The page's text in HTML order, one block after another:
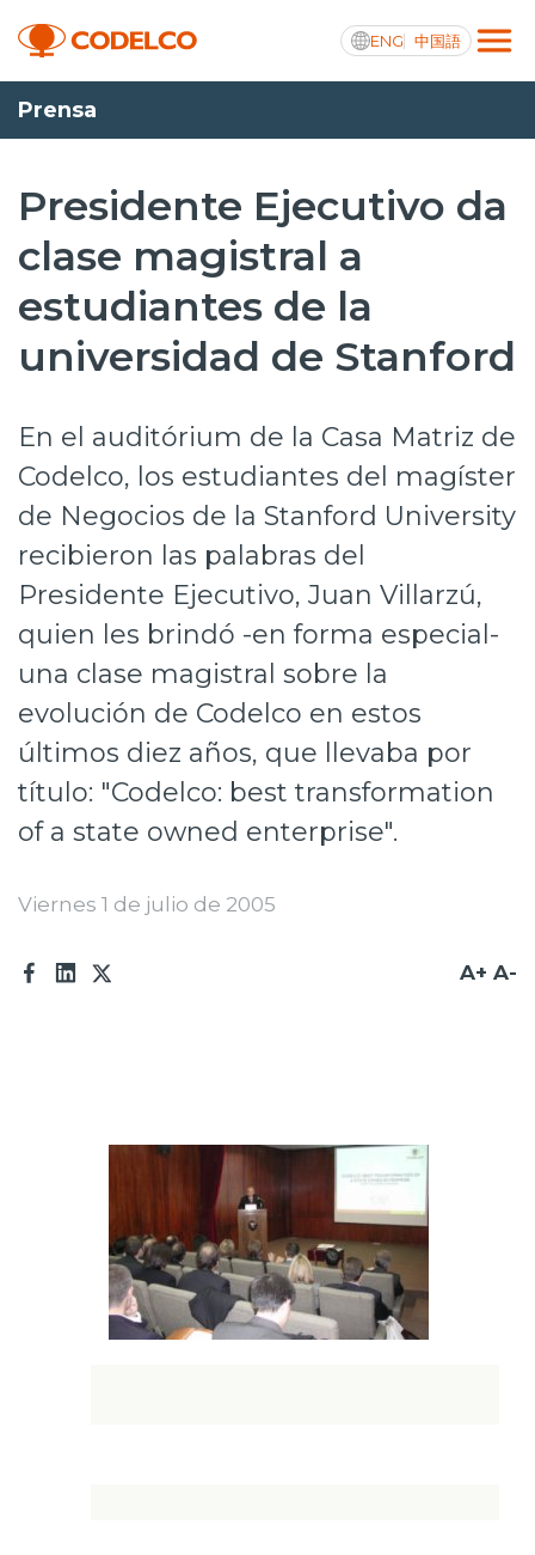
ENG 中国語
Transparencia activa
Nosotros
Operaciones
Proyectos
Innovación
Inversionistas
Prensa
Trabaja en Codelco
Transparencia activa
Canales de denuncia
Proveedores
Acceso trabajadores/as
Prensa
Presidente Ejecutivo da
clase magistral a
estudiantes de la
universidad de Stanford
En el auditórium de la Casa Matriz de
Codelco, los estudiantes del magíster
de Negocios de la Stanford University
recibieron las palabras del
Presidente Ejecutivo, Juan Villarzú,
quien les brindó -en forma especial-
una clase magistral sobre la
evolución de Codelco en estos
últimos diez años, que llevaba por
título: "Codelco: best transformation
of a state owned enterprise".
Viernes 1 de julio de 2005
A+ A-